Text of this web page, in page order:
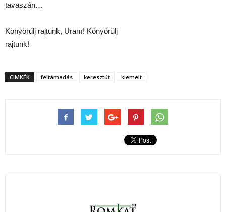
tavaszán…
Könyörülj rajtunk, Uram! Könyörülj
rajtunk!
CIMKÉK feltámadás keresztút kiemelt